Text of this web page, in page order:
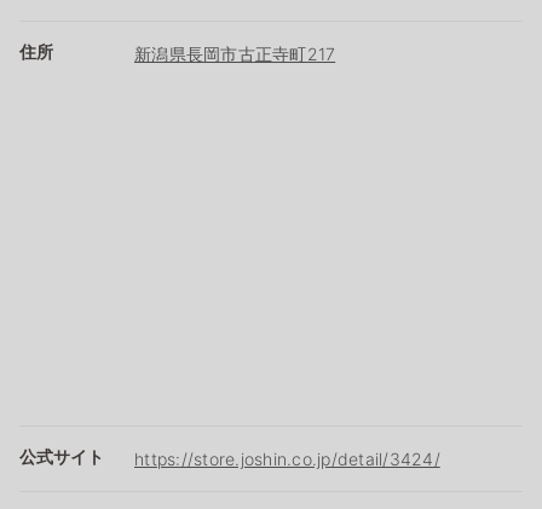
住所 新潟県長岡市古正寺町217
公式サイト https://store.joshin.co.jp/detail/3424/